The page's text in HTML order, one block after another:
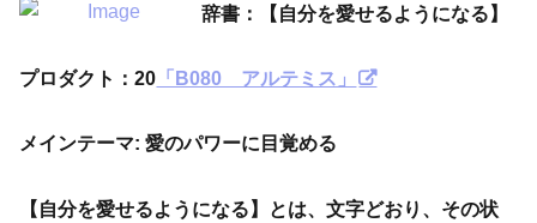
辞書：【自分を愛せるようになる】
プロダクト：20 「B080 アルテミス」
メインテーマ: 愛のパワーに目覚める
【自分を愛せるようになる】とは、文字どおり、その状